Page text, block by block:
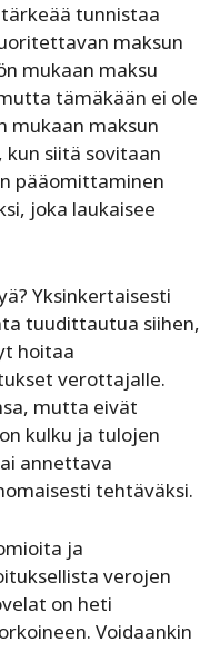
tunnistaa
maksun
mukaan maksu
tämäkään ei ole
mukaan maksun
siitä sovitaan
pääomittaminen
joka laukaisee
Yksinkertaisesti
tuudittautua siihen,
hoitaa
verottajalle.
mutta eivät
kulku ja tulojen
annettava
tehtäväksi.
ja
verojen
on heti
Voidaankin